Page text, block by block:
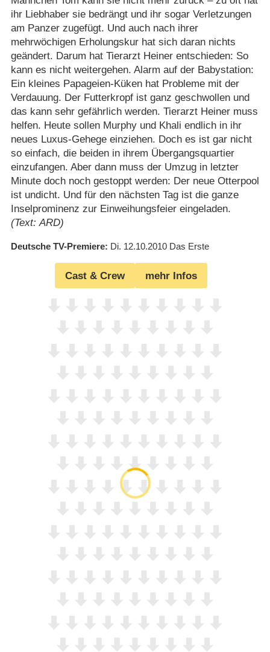
ihr Liebhaber sie bedrängt und ihr sogar Verletzungen
am Panzer zugefügt. Und auch nach ihrer
mehrwöchigen Erholungskur hat sich daran nichts
geändert. Darum hat Tierarzt Heiner entschieden: So
kann es nicht weitergehen. Alarm auf der Babystation:
Ein kleines Papageien-Küken hat Probleme mit der
Verdauung. Der Futterkropf ist ganz geschwollen und
das kann sehr gefährlich werden. Tierarzt Heiner muss
helfen. Heute sollen Murphy und Khali endlich in ihr
neues Luxus-Gehege einziehen. Doch es ist gar nicht
so einfach, die beiden in ihrem Übergangsquartier
einzufangen. Aber dann muss der Umzug in letzter
Minute doch noch gestoppt werden: Der neue Otterpool
ist undicht. Und für den nächsten Tag ist die ganze
Inselprominenz zur Einweihungsfeier eingeladen.
(Text: ARD)
Deutsche TV-Premiere Di. 12.10.2010 Das Erste
Cast & Crew mehr Infos